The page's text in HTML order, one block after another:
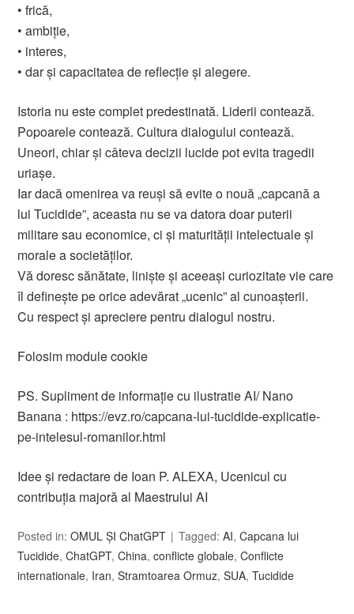
• frică,
• ambiție,
• interes,
• dar și capacitatea de reflecție și alegere.
Istoria nu este complet predestinată. Liderii contează.
Popoarele contează. Cultura dialogului contează.
Uneori, chiar și câteva decizii lucide pot evita tragedii
uriașe.
Iar dacă omenirea va reuși să evite o nouă „capcană a
lui Tucidide”, aceasta nu se va datora doar puterii
militare sau economice, ci și maturității intelectuale și
morale a societăților.
Vă doresc sănătate, liniște și aceeași curiozitate vie care
îl definește pe orice adevărat „ucenic” al cunoașterii.
Cu respect și apreciere pentru dialogul nostru.
Folosim module cookie
PS. Supliment de informație cu ilustratie AI/ Nano
Banana : https://evz.ro/capcana-lui-tucidide-explicatie-
pe-intelesul-romanilor.html
Idee și redactare de Ioan P. ALEXA, Ucenicul cu
contribuția majoră al Maestrului AI
Posted in:OMUL ȘI ChatGPT Tagged:AI,Capcana lui
Tucidide,ChatGPT,China,conflicte globale,Conflicte
internationale, Iran,Stramtoarea Ormuz,SUA,Tucidide